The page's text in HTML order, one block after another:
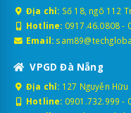
Địa chỉ: Số 18, ngõ 112
Hotline: 0917.46.0808-
Email:
VPGD Đà Nẵng
Địa chỉ: 127 Nguyễn
Hotline: 0901.732.999 -